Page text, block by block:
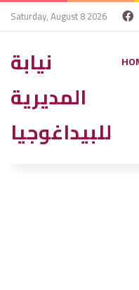
Saturday, August 8 2026
نيابة
المديرية
للبيداغوجيا